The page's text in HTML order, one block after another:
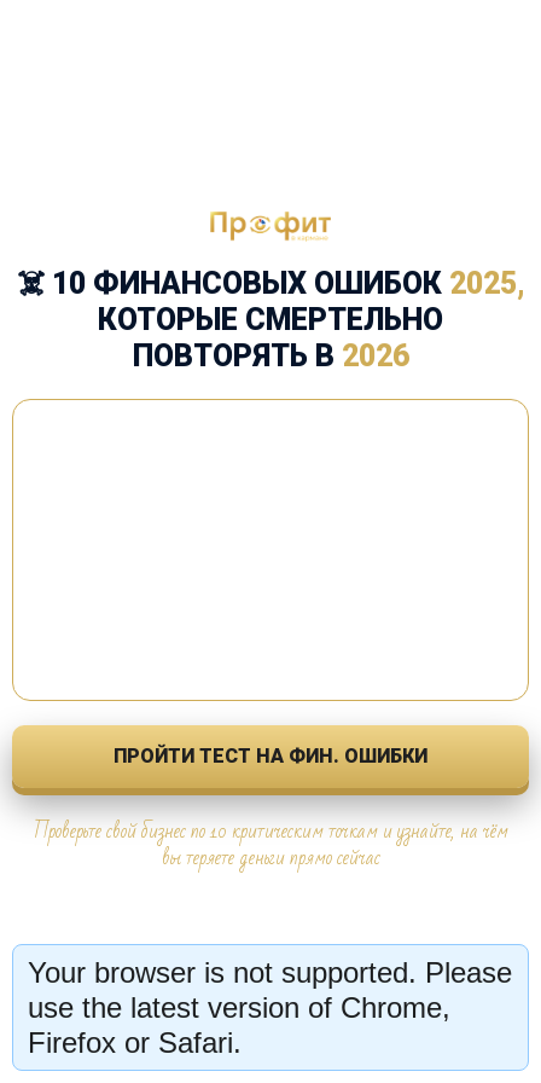
☠️ 10 ФИНАНСОВЫХ ОШИБОК 2025,
КОТОРЫЕ СМЕРТЕЛЬНО
ПОВТОРЯТЬ В 2026
ПРОЙТИ ТЕСТ НА ФИН. ОШИБКИ
Проверьте свой бизнес по 10 критическим точкам и узнайте, на чём
вы теряете деньги прямо сейчас
Your browser is not supported. Please
use the latest version of Chrome,
Firefox or Safari.